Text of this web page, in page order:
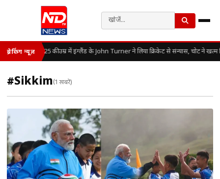
ब्रेकिंग न्यूज़ 25 की उम्र में इंग्लैंड के John Turner ने लिया क्रिकेट से संन्यास, चोट ने खत्म
#Sikkim(1 खबरें)